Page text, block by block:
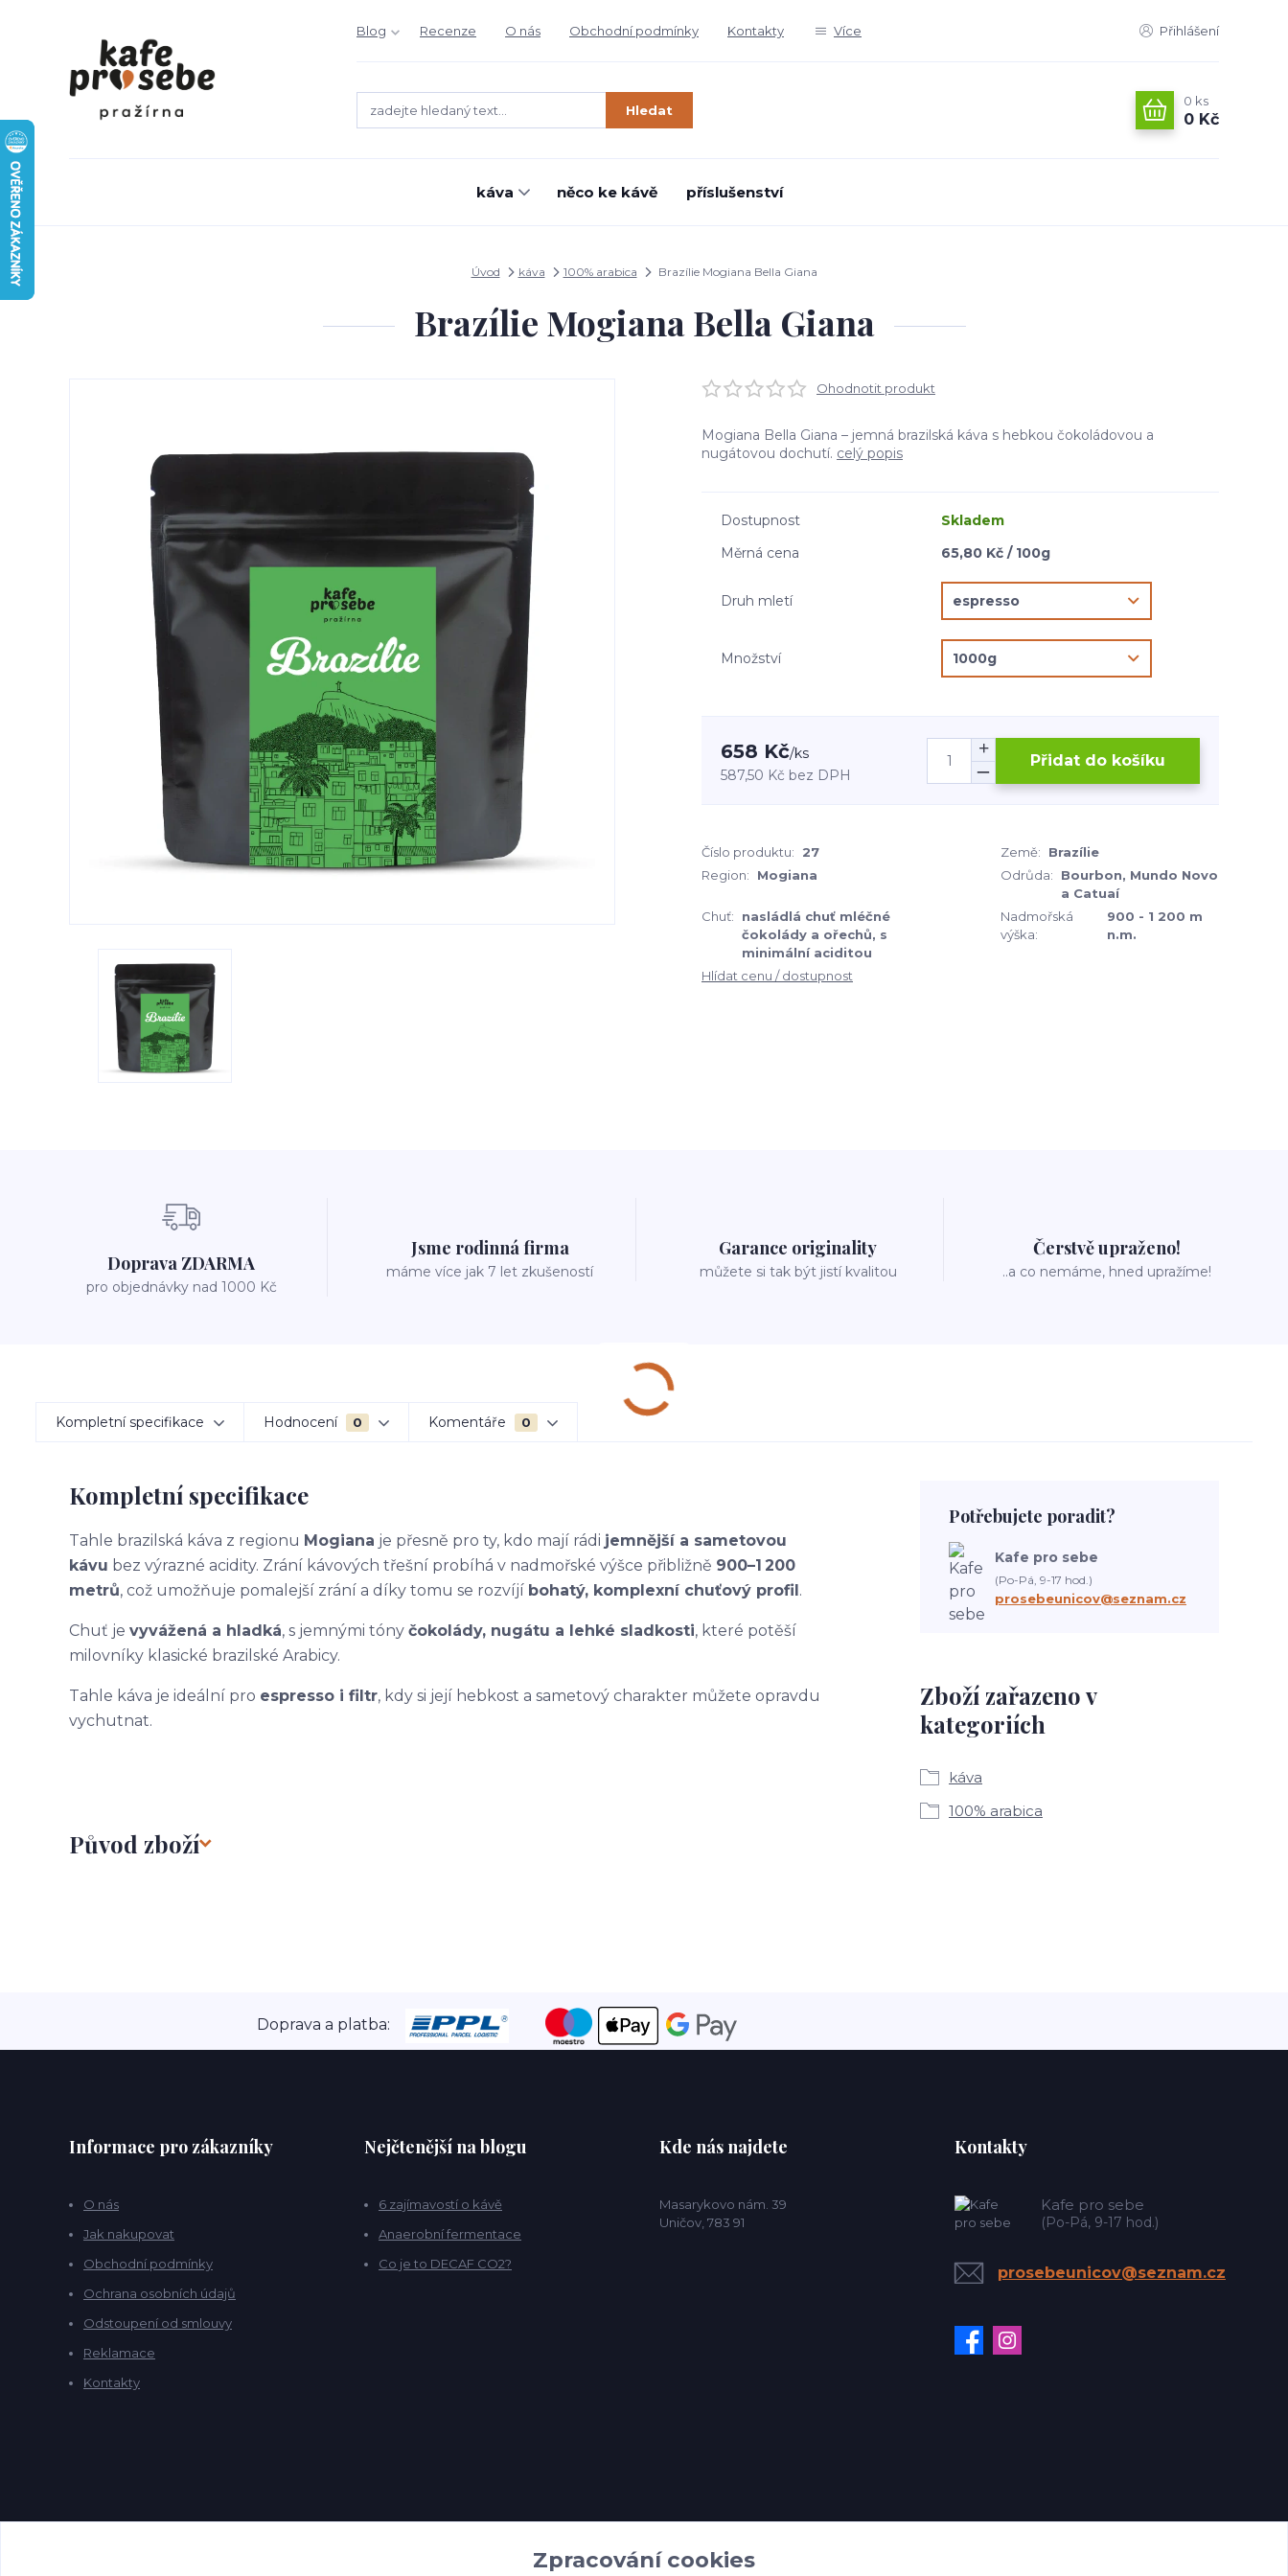
Blog Recenze O nás Obchodní podmínky Kontakty Více Přihlášení
Hledat
0 ks
0 Kč
káva něco ke kávě příslušenství
Úvod káva 100% arabica Brazílie Mogiana Bella Giana
Brazílie Mogiana Bella Giana
Ohodnotit produkt
Mogiana Bella Giana – jemná brazilská káva s hebkou čokoládovou a
nugátovou dochutí. celý popis
Dostupnost
Skladem
Měrná cena
65,80 Kč / 100g
Druh mletí
Množství
658 Kč/ks
587,50 Kč bez DPH
Přidat do košíku
Číslo produktu: 27 Země:
Brazílie
Region:
Mogiana Odrůda:
Bourbon, Mundo Novo
a Catuaí
Chuť:
nasládlá chuť mléčné
čokolády a ořechů, s
minimální aciditou
Nadmořská
výška:
900 - 1 200 m
n.m.
Hlídat cenu / dostupnost
Doprava ZDARMA
pro objednávky nad 1000 Kč
Jsme rodinná firma
máme více jak 7 let zkušeností
Garance originality
můžete si tak být jistí kvalitou
Čerstvě upraženo!
..a co nemáme, hned upražíme!
Kompletní specifikace Hodnocení 0 Komentáře 0
Kompletní specifikace
Tahle brazilská káva z regionu Mogiana je přesně pro ty, kdo mají rádi jemnější a sametovou
kávu bez výrazné acidity. Zrání kávových třešní probíhá v nadmořské výšce přibližně 900–1 200
metrů, což umožňuje pomalejší zrání a díky tomu se rozvíjí bohatý, komplexní chuťový profil.
Chuť je vyvážená a hladká, s jemnými tóny čokolády, nugátu a lehké sladkosti, které potěší
milovníky klasické brazilské Arabicy.
Tahle káva je ideální pro espresso i filtr, kdy si její hebkost a sametový charakter můžete opravdu
vychutnat.
Původ zboží
Zboží zařazeno v
kategoriích
káva
100% arabica
Potřebujete poradit?
Kafe pro sebe
(Po-Pá, 9-17 hod.)
prosebeunicov@seznam.cz
Doprava a platba:
Informace pro zákazníky
O nás
Jak nakupovat
Obchodní podmínky
Ochrana osobních údajů
Odstoupení od smlouvy
Reklamace
Kontakty
Nejčtenější na blogu
6 zajímavostí o kávě
Anaerobní fermentace
Co je to DECAF CO2?
Kde nás najdete
Masarykovo nám. 39
Uničov, 783 91
Kontakty
Kafe pro sebe
(Po-Pá, 9-17 hod.)
prosebeunicov@seznam.cz
Zpracování cookies